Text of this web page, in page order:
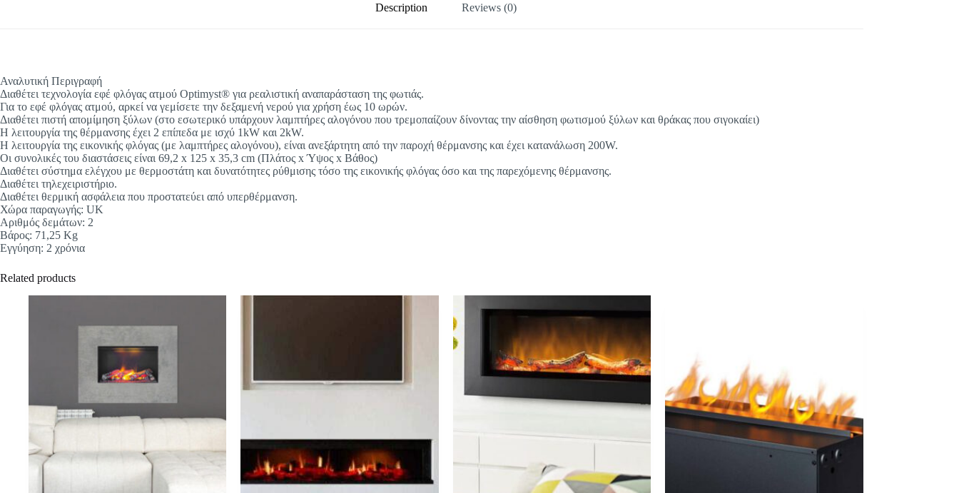
Description Reviews (0)
Αναλυτική Περιγραφή
Διαθέτει τεχνολογία εφέ φλόγας ατμού Optimyst® για ρεαλιστική αναπαράσταση της φωτιάς.
Για το εφέ φλόγας ατμού, αρκεί να γεμίσετε την δεξαμενή νερού για χρήση έως 10 ωρών.
Διαθέτει πιστή απομίμηση ξύλων (στο εσωτερικό υπάρχουν λαμπτήρες αλογόνου που τρεμοπαίζουν δίνοντας την αίσθηση φωτισμού ξύλων και θράκας που σιγοκαίει)
Η λειτουργία της θέρμανσης έχει 2 επίπεδα με ισχύ 1kW και 2kW.
Η λειτουργία της εικονικής φλόγας (με λαμπτήρες αλογόνου), είναι ανεξάρτητη από την παροχή θέρμανσης και έχει κατανάλωση 200W.
Οι συνολικές του διαστάσεις είναι 69,2 x 125 x 35,3 cm (Πλάτος x Ύψος x Βάθος)
Διαθέτει σύστημα ελέγχου με θερμοστάτη και δυνατότητες ρύθμισης τόσο της εικονικής φλόγας όσο και της παρεχόμενης θέρμανσης.
Διαθέτει τηλεχειριστήριο.
Διαθέτει θερμική ασφάλεια που προστατεύει από υπερθέρμανση.
Χώρα παραγωγής: UK
Αριθμός δεμάτων: 2
Βάρος: 71,25 Kg
Εγγύηση: 2 χρόνια
Related products